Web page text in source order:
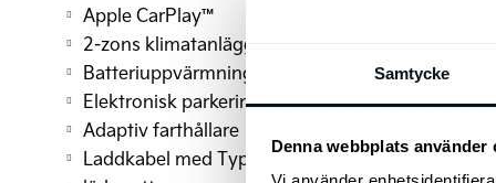
Samtycke
Denna webbplats använder
Apple CarPlay™
2-zons klimatanläggning
Batteriuppvärmningssystem
Elektronisk parkeringsbroms
Adaptiv farthållare
Laddkabel med Typ 2 kontakt (3-fas)